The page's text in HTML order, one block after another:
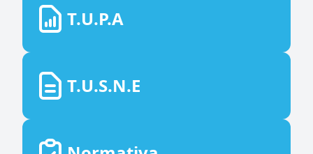
T.U.P.A
T.U.S.N.E